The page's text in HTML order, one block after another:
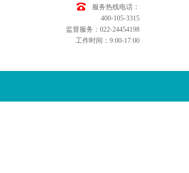
服务热线电话：
400-105-3315
监督服务：022-24454198
工作时间：9:00-17:00